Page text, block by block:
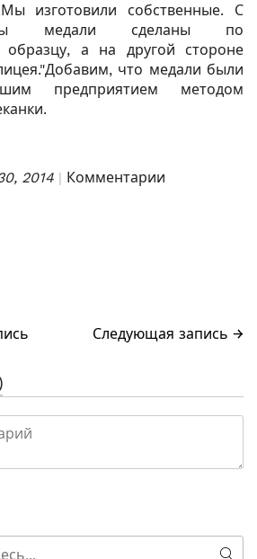
изготовили собственные. С
медали сделаны по
образцу, а на другой стороне
что медали были
предприятием методом
2014 Комментарии
Следующая запись →